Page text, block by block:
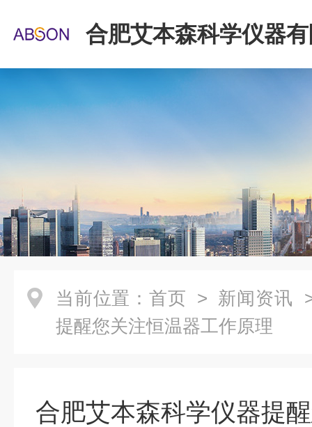
合肥艾本森科学仪器
当前位置： 首页 > 新闻资讯
提醒您关注恒温器工作原理
合肥艾本森科学仪器提